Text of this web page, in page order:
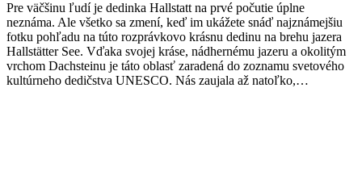
Pre väčšinu ľudí je dedinka Hallstatt na prvé počutie úplne
neznáma. Ale všetko sa zmení, keď im ukážete snáď najznámejšiu
fotku pohľadu na túto rozprávkovo krásnu dedinu na brehu jazera
Hallstätter See. Vďaka svojej kráse, nádhernému jazeru a okolitým
vrchom Dachsteinu je táto oblasť zaradená do zoznamu svetového
kultúrneho dedičstva UNESCO. Nás zaujala až natoľko,…